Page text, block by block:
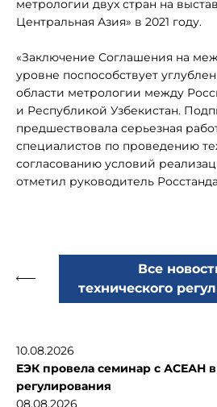
метрологии двух стран на
Центральная Азия» в 2021 году.
«Заключение Соглашения на
уровне поспособствует
области метрологии между
и Республикой Узбекистан.
предшествовала серьезная
специалистов по проведению
согласованию условий
отметил руководитель
Все
технического
10.08.2026
ЕЭК провела семинар с АСЕАН
регулирования
08.08.2026